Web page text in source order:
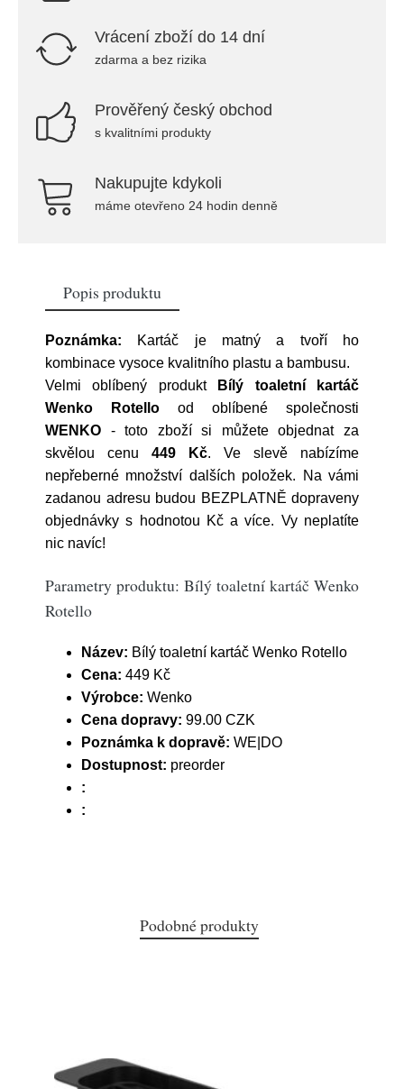
Vrácení zboží do 14 dní
zdarma a bez rizika
Prověřený český obchod
s kvalitními produkty
Nakupujte kdykoli
máme otevřeno 24 hodin denně
Popis produktu
Poznámka: Kartáč je matný a tvoří ho
kombinace vysoce kvalitního plastu a bambusu.
Velmi oblíbený produkt
Bílý toaletní kartáč
Wenko Rotello od oblíbené společnosti
WENKO - toto zboží si můžete objednat za
skvělou cenu 449 Kč. Ve slevě nabízíme
nepřeberné množství dalších položek. Na vámi
zadanou adresu budou BEZPLATNĚ dopraveny
objednávky s hodnotou Kč a více. Vy neplatíte
nic navíc!
Parametry produktu: Bílý toaletní kartáč Wenko
Rotello
Název: Bílý toaletní kartáč Wenko Rotello
Cena: 449 Kč
Výrobce: Wenko
Cena dopravy: 99.00 CZK
Poznámka k dopravě: WE|DO
Dostupnost: preorder
:
:
Podobné produkty